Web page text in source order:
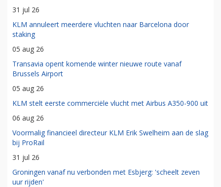
31 jul 26
KLM annuleert meerdere vluchten naar Barcelona door
staking
05 aug 26
Transavia opent komende winter nieuwe route vanaf
Brussels Airport
05 aug 26
KLM stelt eerste commerciële vlucht met Airbus A350-900 uit
06 aug 26
Voormalig financieel directeur KLM Erik Swelheim aan de slag
bij ProRail
31 jul 26
Groningen vanaf nu verbonden met Esbjerg: 'scheelt zeven
uur rijden'